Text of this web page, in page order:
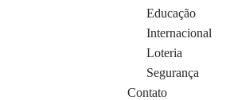
Educação
Internacional
Loteria
Segurança
Contato